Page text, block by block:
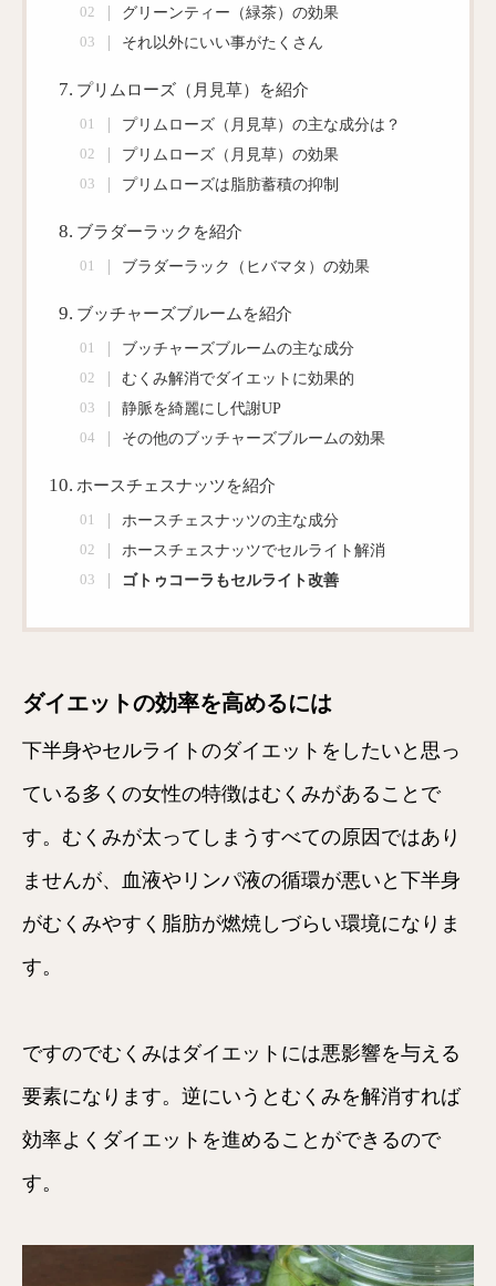
グリーンティー（緑茶）の効果
それ以外にいい事がたくさん
プリムローズ（月見草）を紹介
プリムローズ（月見草）の主な成分は？
プリムローズ（月見草）の効果
プリムローズは脂肪蓄積の抑制
ブラダーラックを紹介
ブラダーラック（ヒバマタ）の効果
ブッチャーズブルームを紹介
ブッチャーズブルームの主な成分
むくみ解消でダイエットに効果的
静脈を綺麗にし代謝UP
その他のブッチャーズブルームの効果
ホースチェスナッツを紹介
ホースチェスナッツの主な成分
ホースチェスナッツでセルライト解消
ゴトゥコーラもセルライト改善
ダイエットの効率を高めるには
下半身やセルライトのダイエットをしたいと思っ
ている多くの女性の特徴はむくみがあることで
す。むくみが太ってしまうすべての原因ではあり
ませんが、血液やリンパ液の循環が悪いと下半身
がむくみやすく脂肪が燃焼しづらい環境になりま
す。
ですのでむくみはダイエットには悪影響を与える
要素になります。逆にいうとむくみを解消すれば
効率よくダイエットを進めることができるので
す。